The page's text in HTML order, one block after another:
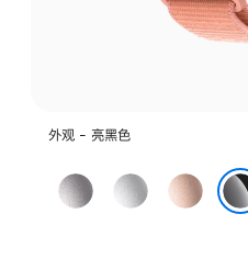
外观 - 亮黑色
深
空
银
玫
瑰